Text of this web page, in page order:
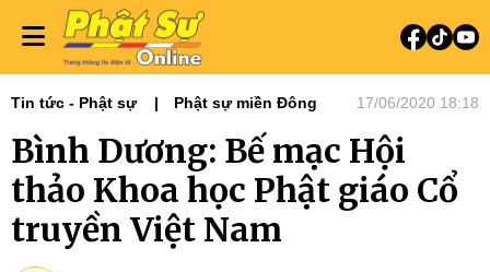
Tin tức - Phật sự Phật sự miền Đông 17/06/2020 18:18
Bình Dương: Bế mạc Hội
thảo Khoa học Phật giáo Cổ
truyền Việt Nam